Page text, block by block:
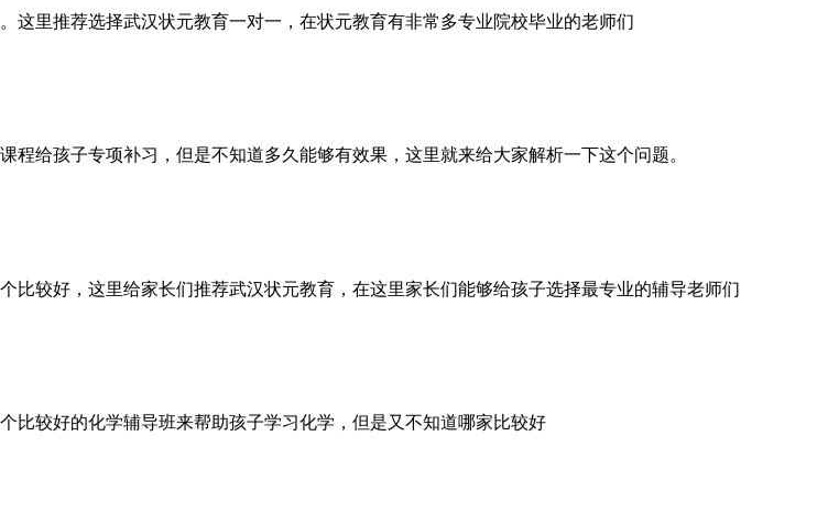
里推荐选择武汉状元教育一对一，在状元教育有非常多专业院校毕业的老师们
给孩子专项补习，但是不知道多久能够有效果，这里就来给大家解析一下这个问题。
较好，这里给家长们推荐武汉状元教育，在这里家长们能够给孩子选择最专业的辅导老师们
比较好的化学辅导班来帮助孩子学习化学，但是又不知道哪家比较好